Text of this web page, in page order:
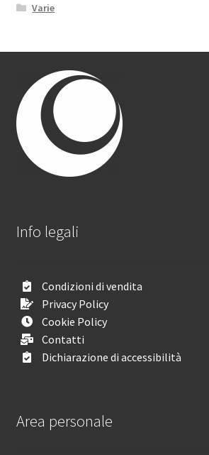
Varie
Info legali
Condizioni di vendita
Privacy Policy
Cookie Policy
Contatti
Dichiarazione di accessibilità
Area personale